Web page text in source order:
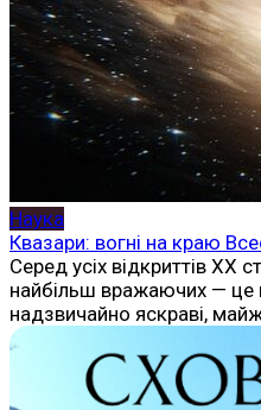
Наука
Квазари: вогні на краю
Серед усіх відкриттів ХХ
найбільш вражаючих — це
надзвичайно яскраві,